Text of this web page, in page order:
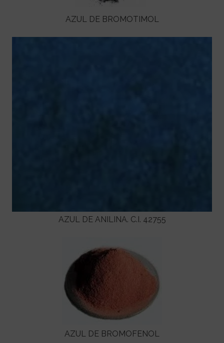
AZUL DE BROMOTIMOL
AZUL DE ANILINA. C.I. 42755
AZUL DE BROMOFENOL